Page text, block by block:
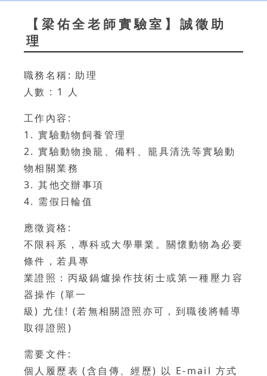
【梁佑全老師實驗室】誠徵助
理
職務名稱: 助理
人數 : 1 人
工作內容:
1. 實驗動物飼養管理
2. 實驗動物換籠、備料、籠具清洗等實驗動
物相關業務
3. 其他交辦事項
4. 需假日輪值
應徵資格:
不限科系，專科或大學畢業。關懷動物為必要
條件，若具專
業證照：丙級鍋爐操作技術士或第一種壓力容
器操作 (單一
級) 尤佳! (若無相關證照亦可，到職後將輔導
取得證照)
需要文件:
個人履歷表 (含自傳、經歷) 以 E-mail 方式